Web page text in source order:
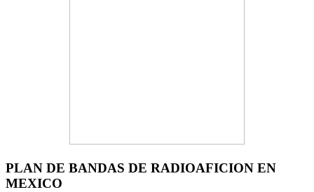
PLAN DE BANDAS DE RADIOAFICION EN
MEXICO